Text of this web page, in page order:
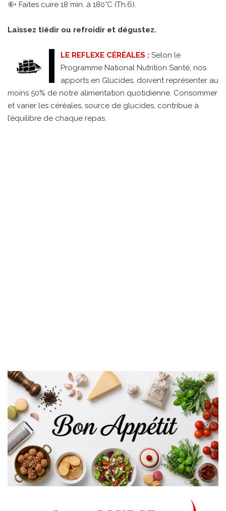
⑥• Faites cuire 18 min. à 180°C (Th.6).
Laissez tiédir ou refroidir et dégustez.
LE REFLEXE CÉRÉALES : Selon le
Programme National Nutrition Santé, nos
apports en Glucides, doivent représenter au
moins 50% de notre alimentation quotidienne. Consommer
et varier les céréales, source de glucides, contribue à
l’équilibre de chaque repas.